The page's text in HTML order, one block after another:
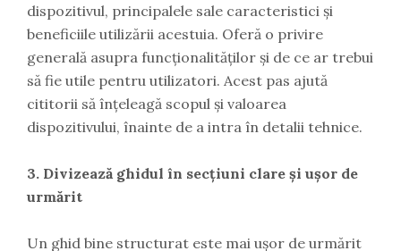
dispozitivul, principalele sale caracteristici și
beneficiile utilizării acestuia. Oferă o privire
generală asupra funcționalităților și de ce ar trebui
să fie utile pentru utilizatori. Acest pas ajută
cititorii să înțeleagă scopul și valoarea
dispozitivului, înainte de a intra în detalii tehnice.
3. Divizează ghidul în secțiuni clare și ușor de
urmărit
Un ghid bine structurat este mai ușor de urmărit